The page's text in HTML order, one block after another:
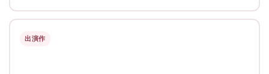
出演作